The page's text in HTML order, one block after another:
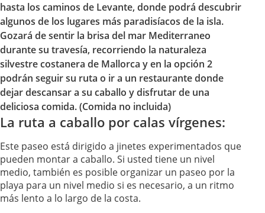
hasta los caminos de Levante, donde podrá descubrir
algunos de los lugares más paradisíacos de la isla.
Gozará de sentir la brisa del mar Mediterraneo
durante su travesía, recorriendo la naturaleza
silvestre costanera de Mallorca y en la opción 2
podrán seguir su ruta o ir a un restaurante donde
dejar descansar a su caballo y disfrutar de una
deliciosa comida. (Comida no incluida)
La ruta a caballo por calas vírgenes:
Este paseo está dirigido a jinetes experimentados que
pueden montar a caballo. Si usted tiene un nivel
medio, también es posible organizar un paseo por la
playa para un nivel medio si es necesario, a un ritmo
más lento a lo largo de la costa.